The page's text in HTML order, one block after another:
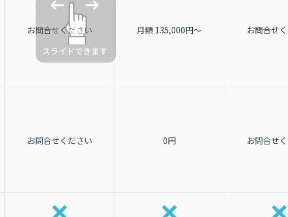
お問合せください 月額 135,000円〜 お問合せ
お問合せください 0円 お問合せ